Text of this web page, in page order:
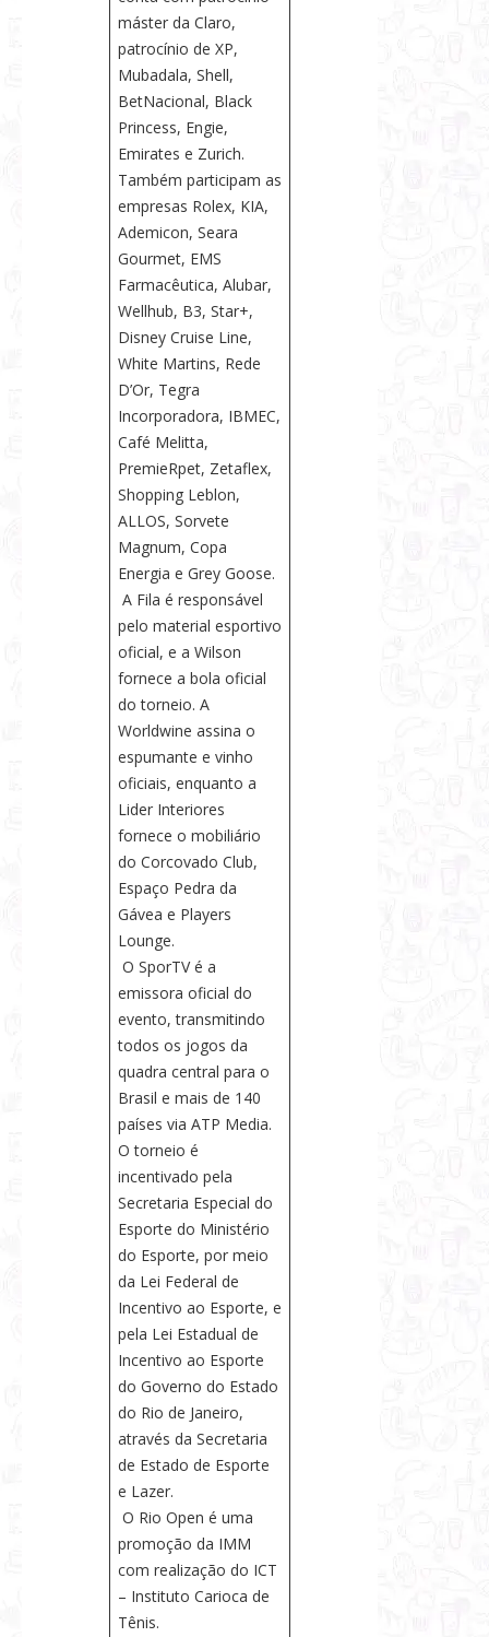
máster da Claro,
patrocínio de XP,
Mubadala, Shell,
BetNacional, Black
Princess, Engie,
Emirates e Zurich.
Também participam as
empresas Rolex, KIA,
Ademicon, Seara
Gourmet, EMS
Farmacêutica, Alubar,
Wellhub, B3, Star+,
Disney Cruise Line,
White Martins, Rede
D’Or, Tegra
Incorporadora, IBMEC,
Café Melitta,
PremieRpet, Zetaflex,
Shopping Leblon,
ALLOS, Sorvete
Magnum, Copa
Energia e Grey Goose.
A Fila é responsável
pelo material esportivo
oficial, e a Wilson
fornece a bola oficial
do torneio. A
Worldwine assina o
espumante e vinho
oficiais, enquanto a
Lider Interiores
fornece o mobiliário
do Corcovado Club,
Espaço Pedra da
Gávea e Players
Lounge.
O SporTV é a
emissora oficial do
evento, transmitindo
todos os jogos da
quadra central para o
Brasil e mais de 140
países via ATP Media.
O torneio é
incentivado pela
Secretaria Especial do
Esporte do Ministério
do Esporte, por meio
da Lei Federal de
Incentivo ao Esporte, e
pela Lei Estadual de
Incentivo ao Esporte
do Governo do Estado
do Rio de Janeiro,
através da Secretaria
de Estado de Esporte
e Lazer.
O Rio Open é uma
promoção da IMM
com realização do ICT
– Instituto Carioca de
Tênis.